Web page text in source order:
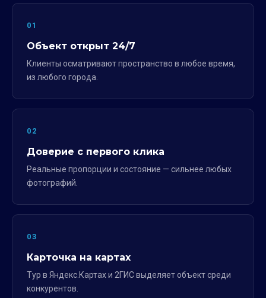
01
Объект открыт 24/7
Клиенты осматривают пространство в любое время,
из любого города.
02
Доверие с первого клика
Реальные пропорции и состояние — сильнее любых
фотографий.
03
Карточка на картах
Тур в Яндекс.Картах и 2ГИС выделяет объект среди
конкурентов.